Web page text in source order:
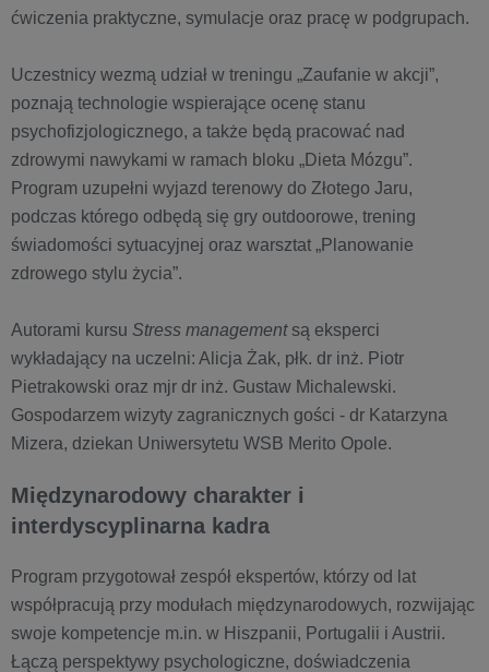
ćwiczenia praktyczne, symulacje oraz pracę w podgrupach.
Uczestnicy wezmą udział w treningu „Zaufanie w akcji”,
poznają technologie wspierające ocenę stanu
psychofizjologicznego, a także będą pracować nad
zdrowymi nawykami w ramach bloku „Dieta Mózgu”.
Program uzupełni wyjazd terenowy do Złotego Jaru,
podczas którego odbędą się gry outdoorowe, trening
świadomości sytuacyjnej oraz warsztat „Planowanie
zdrowego stylu życia”.
Autorami kursu Stress management są eksperci
wykładający na uczelni: Alicja Żak, płk. dr inż. Piotr
Pietrakowski oraz mjr dr inż. Gustaw Michalewski.
Gospodarzem wizyty zagranicznych gości - dr Katarzyna
Mizera, dziekan Uniwersytetu WSB Merito Opole.
Międzynarodowy charakter i
interdyscyplinarna kadra
Program przygotował zespół ekspertów, którzy od lat
współpracują przy modułach międzynarodowych, rozwijając
swoje kompetencje m.in. w Hiszpanii, Portugalii i Austrii.
Łączą perspektywy psychologiczne, doświadczenia